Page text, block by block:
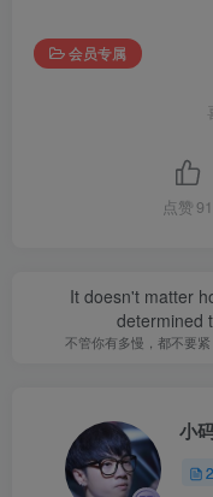
会员专属
点赞 91
It doesn't matter
determined
不管你有多慢，都不要
小